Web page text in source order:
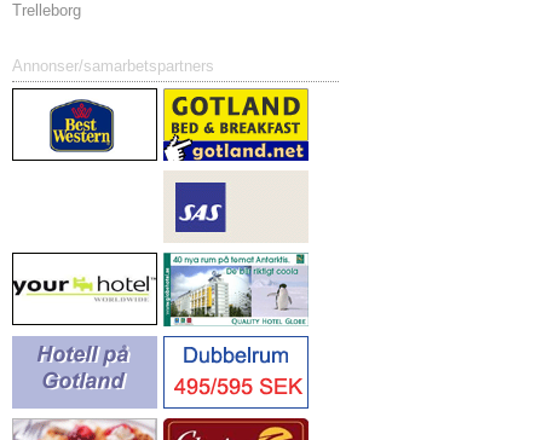
Trelleborg
Annonser/samarbetspartners